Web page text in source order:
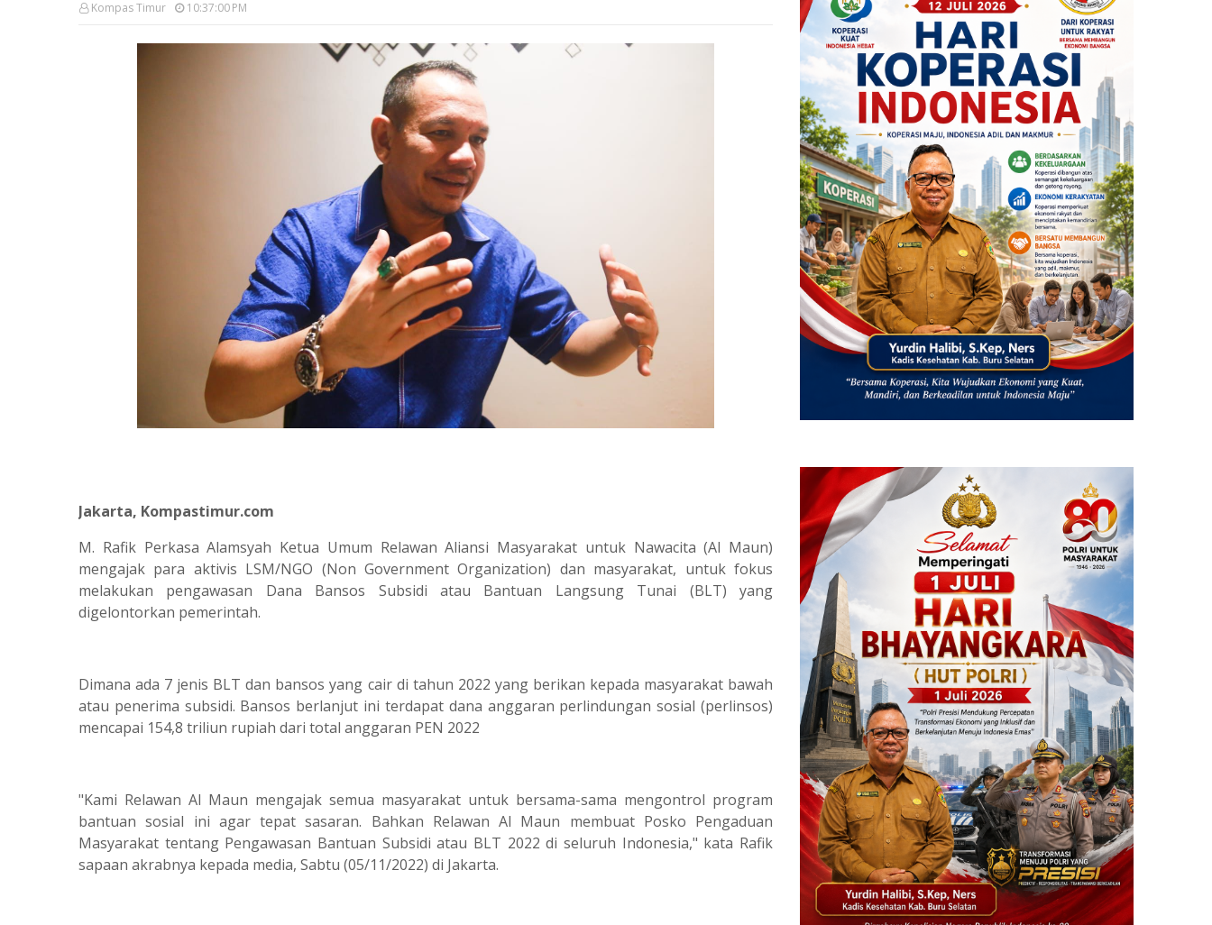
Kompas Timur 10:37:00 PM
Jakarta, Kompastimur.com
M. Rafik Perkasa Alamsyah Ketua Umum Relawan Aliansi Masyarakat untuk Nawacita (Al Maun)
mengajak para aktivis LSM/NGO (Non Government Organization) dan masyarakat, untuk fokus
melakukan pengawasan Dana Bansos Subsidi atau Bantuan Langsung Tunai (BLT) yang
digelontorkan pemerintah.
Dimana ada 7 jenis BLT dan bansos yang cair di tahun 2022 yang berikan kepada masyarakat bawah
atau penerima subsidi. Bansos berlanjut ini terdapat dana anggaran perlindungan sosial (perlinsos)
mencapai 154,8 triliun rupiah dari total anggaran PEN 2022
"Kami Relawan Al Maun mengajak semua masyarakat untuk bersama-sama mengontrol program
bantuan sosial ini agar tepat sasaran. Bahkan Relawan Al Maun membuat Posko Pengaduan
Masyarakat tentang Pengawasan Bantuan Subsidi atau BLT 2022 di seluruh Indonesia," kata Rafik
sapaan akrabnya kepada media, Sabtu (05/11/2022) di Jakarta.